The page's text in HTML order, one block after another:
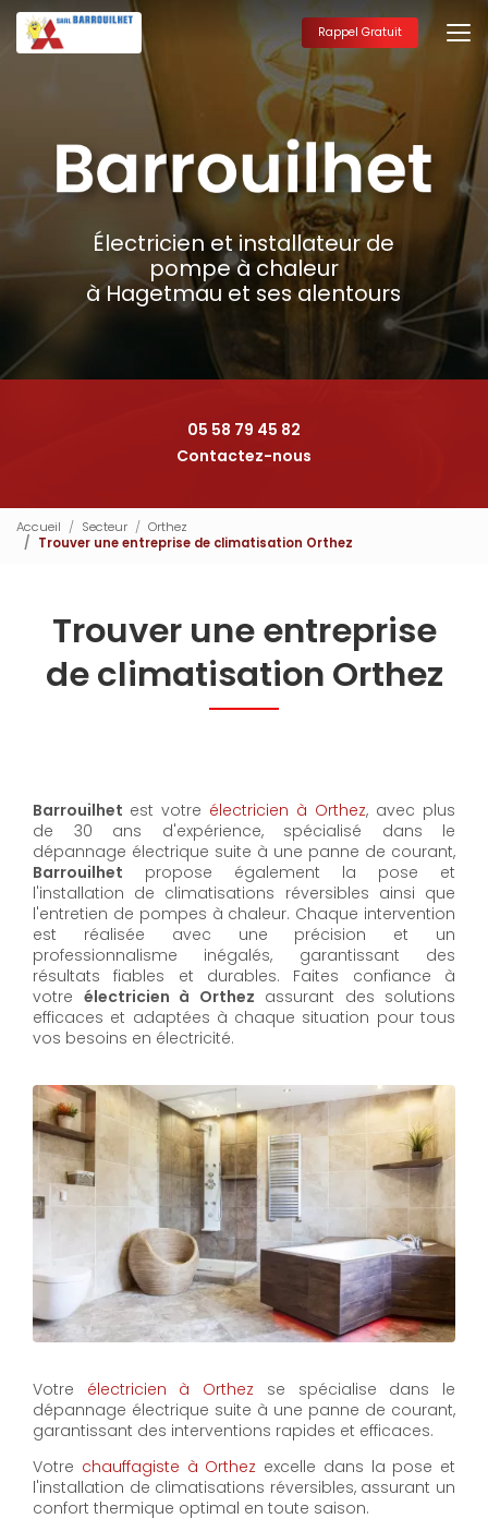
Aller
contenu
Rappel Gratuit
Électricien et installateur de
pompe à chaleur
à Hagetmau et ses alentours
05 58 79 45 82
Contactez-nous
Accueil Secteur
Orthez
Trouver une entreprise de climatisation Orthez
Trouver une entreprise
de climatisation Orthez
Barrouilhet est votre électricien à Orthez, avec plus
de 30 ans d'expérience, spécialisé dans le
dépannage électrique suite à une panne de courant,
Barrouilhet propose également la pose et
l'installation de climatisations réversibles ainsi que
l'entretien de pompes à chaleur. Chaque intervention
est réalisée avec une précision et un
professionnalisme inégalés, garantissant des
résultats fiables et durables. Faites confiance à
votre électricien à Orthez assurant des solutions
efficaces et adaptées à chaque situation pour tous
vos besoins en électricité.
Votre électricien à Orthez se spécialise dans le
dépannage électrique suite à une panne de courant,
garantissant des interventions rapides et efficaces.
Votre chauffagiste à Orthez excelle dans la pose et
l'installation de climatisations réversibles, assurant un
confort thermique optimal en toute saison.